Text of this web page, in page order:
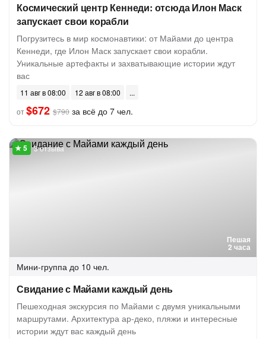
Космический центр Кеннеди: отсюда Илон Маск
запускает свои корабли
Погрузитесь в мир космонавтики: от Майами до центра
Кеннеди, где Илон Маск запускает свои корабли.
Уникальные артефакты и захватывающие истории ждут
вас
11 авг в 08:00
12 авг в 08:00
от$672 $790 за всё до 7 чел.
Пешая
2 часа
3 отзыва
Мини-группа до 10 чел.
Свидание с Майами каждый день
Пешеходная экскурсия по Майами с двумя уникальными
маршрутами. Архитектура ар-деко, пляжи и интересные
истории ждут вас каждый день